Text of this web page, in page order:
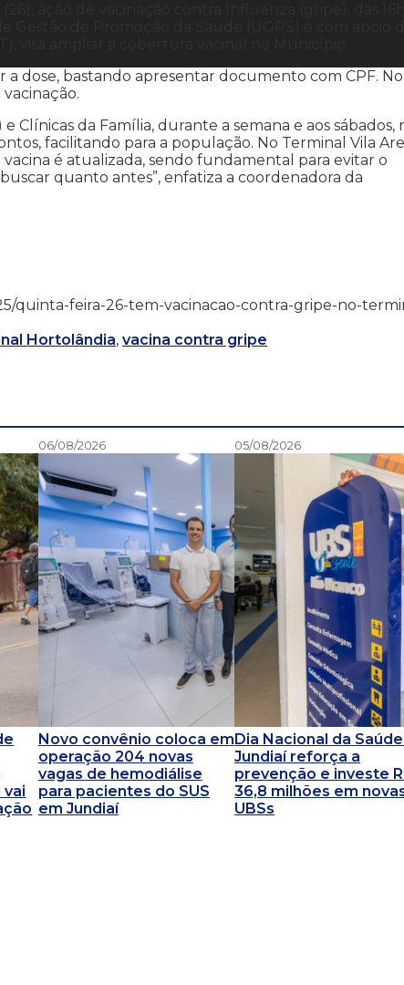
dose, bastando apresentar documento com CPF. No
Clínicas da Família, durante a semana e aos sábados,
facilitando para a população. No Terminal Vila
é atualizada, sendo fundamental para evitar o
quanto antes”, enfatiza a coordenadora da
quinta-feira-26-tem-vacinacao-contra-gripe-no-
Hortolândia, vacina contra gripe
vai
06/08/2026
Novo convênio coloca em
operação 204 novas
vagas de hemodiálise
para pacientes do SUS
em Jundiaí
05/08/2026
Dia Nacional da
Jundiaí reforça a
prevenção e investe
36,8 milhões em
UBSs